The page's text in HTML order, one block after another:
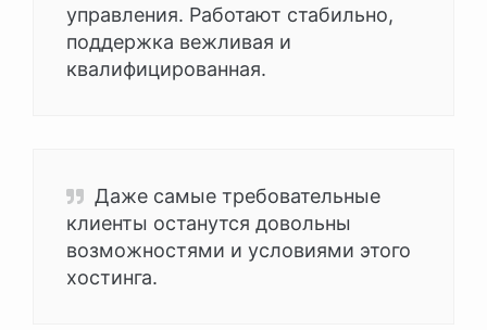
управления. Работают стабильно,
поддержка вежливая и
квалифицированная.
Даже самые требовательные
клиенты останутся довольны
возможностями и условиями этого
хостинга.